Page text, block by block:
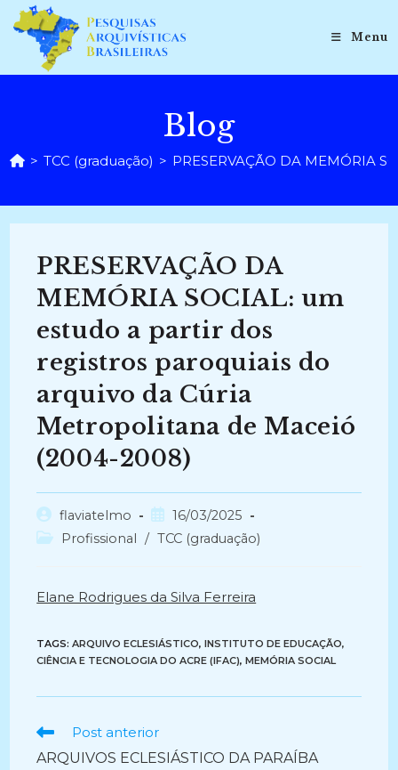
para
conteúdo
Menu
Blog
> TCC (graduação) > PRESERVAÇÃO DA MEMÓRIA
PRESERVAÇÃO DA
MEMÓRIA SOCIAL: um
estudo a partir dos
registros paroquiais do
arquivo da Cúria
Metropolitana de Maceió
(2004-2008)
Autor
do
flaviatelmo
Post
publicado:
16/03/2025
Categoria
Profissional / TCC (graduação)
Elane Rodrigues da Silva Ferreira
TAGS:ARQUIVO ECLESIÁSTICO, INSTITUTO DE EDUCAÇÃO,
CIÊNCIA E TECNOLOGIA DO ACRE (IFAC), MEMÓRIA SOCIAL
Ler
artigos
Post anterior
ARQUIVOS ECLESIÁSTICO DA PARAÍBA